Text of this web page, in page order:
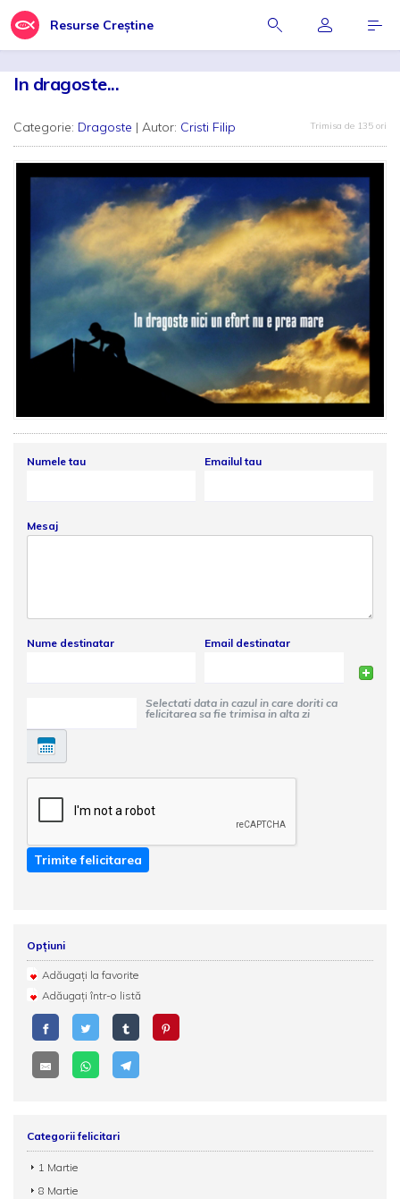
Resurse Creștine
In dragoste...
Categorie: Dragoste | Autor: Cristi Filip Trimisa de 135 ori
Numele tau Emailul tau
Mesaj
Nume destinatar Email destinatar
Selectati data in cazul in care doriti ca
felicitarea sa fie trimisa in alta zi
Trimite felicitarea
Opțiuni
Adăugați la favorite
Adăugați într-o listă
Categorii felicitari
1 Martie
8 Martie